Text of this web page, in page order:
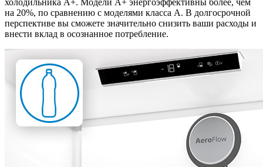
на 20%, по сравнению с моделями класса А. В долгосрочной
перспективе вы сможете значительно снизить ваши расходы и
внести вклад в осознанное потребление.